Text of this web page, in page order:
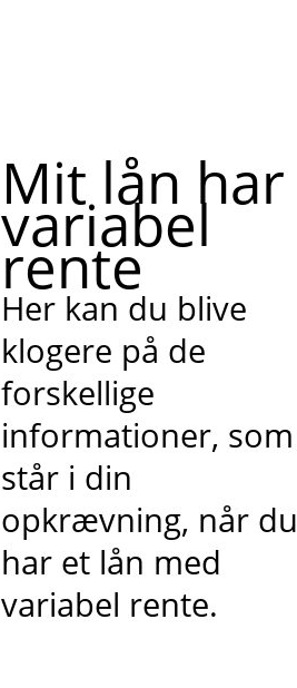
Mit lån har
variabel
rente
Her kan du blive
klogere på de
forskellige
informationer, som
står i din
opkrævning, når du
har et lån med
variabel rente.